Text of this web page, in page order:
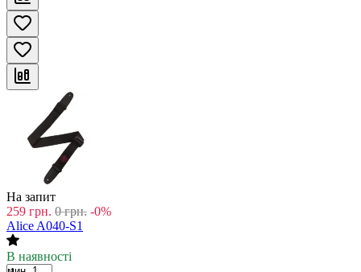
На запит
259 грн. 0 грн. -0%
Alice A040-S1
В наявності